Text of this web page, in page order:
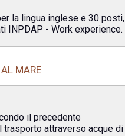
la lingua inglese e 30 posti,
INPDAP - Work experience.
MARE
il precedente
attraverso acque di